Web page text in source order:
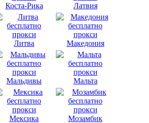
Коста-Рика Латвия
Литва Македония
Мальдивы Мальта
Мексика Мозамбик